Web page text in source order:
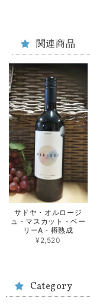
関連商品
サドヤ・オルロージ
ュ・マスカット・ベー
リーA・樽熟成
¥2,520
Category